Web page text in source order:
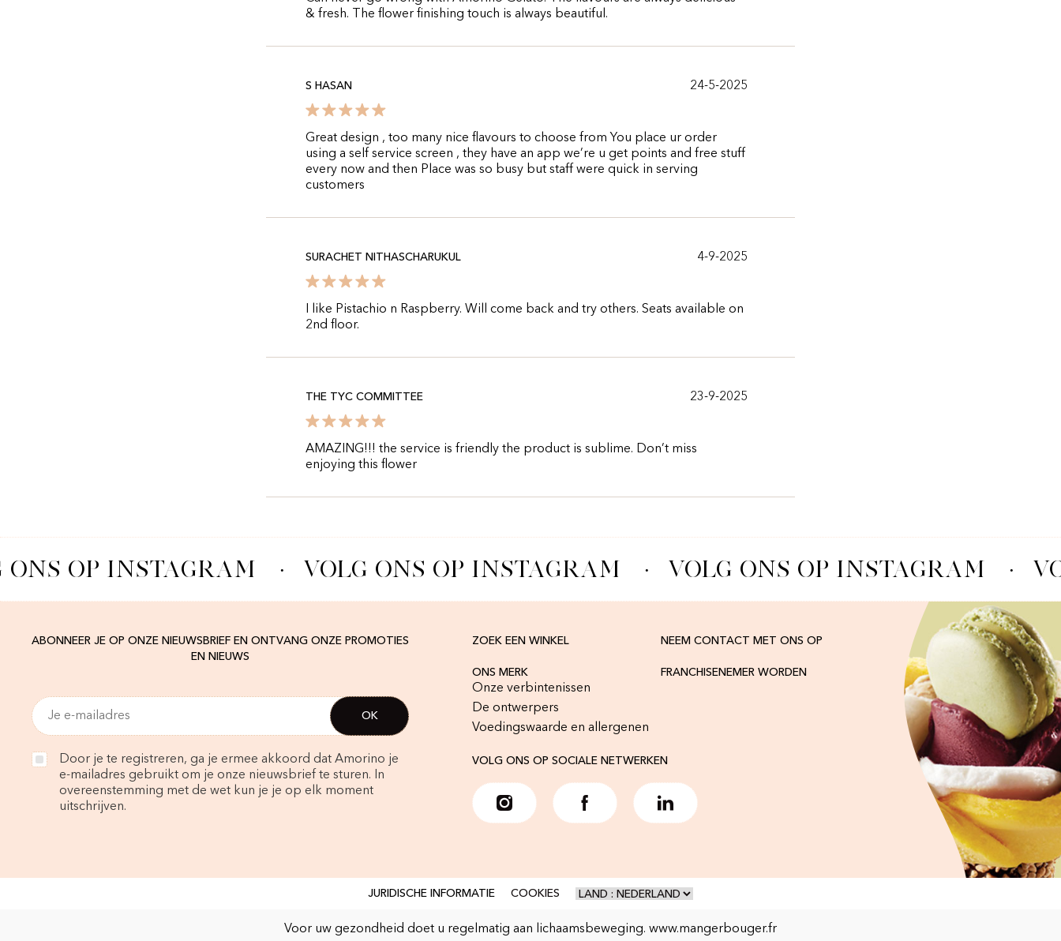
& fresh. The flower finishing touch is always beautiful.
S HASAN 24-5-2025
Great design , too many nice flavours to choose from You place ur order
using a self service screen , they have an app we’re u get points and free stuff
every now and then Place was so busy but staff were quick in serving
customers
SURACHET NITHASCHARUKUL 4-9-2025
I like Pistachio n Raspberry. Will come back and try others. Seats available on
2nd floor.
THE TYC COMMITTEE 23-9-2025
AMAZING!!! the service is friendly the product is sublime. Don’t miss
enjoying this flower
OP INSTAGRAM VOLG ONS OP INSTAGRAM VOLG ONS OP INSTAGRAM
ABONNEER JE OP ONZE NIEUWSBRIEF EN ONTVANG ONZE PROMOTIES
EN NIEUWS
Door je te registreren, ga je ermee akkoord dat Amorino je
e-mailadres gebruikt om je onze nieuwsbrief te sturen. In
overeenstemming met de wet kun je je op elk moment
uitschrijven.
ZOEK EEN WINKEL NEEM CONTACT MET ONS OP
ONS MERK
Onze verbintenissen
De ontwerpers
Voedingswaarde en allergenen
FRANCHISENEMER WORDEN
VOLG ONS OP SOCIALE NETWERKEN
JURIDISCHE INFORMATIE COOKIES
Voor uw gezondheid doet u regelmatig aan lichaamsbeweging. www.mangerbouger.fr